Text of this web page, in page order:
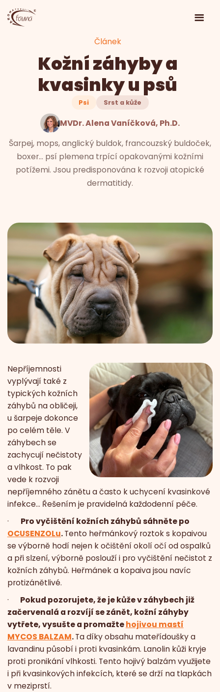
Článek
Kožní záhyby a
kvasinky u psů
Psi Srst a kůže
MVDr. Alena Vaníčková, Ph.D.
Šarpej, mops, anglický buldok, francouzský buldoček,
boxer… psí plemena trpící opakovanými kožními
potížemi. Jsou predisponována k rozvoji atopické
dermatitidy.
Nepříjemnosti
vyplývají také z
typických kožních
záhybů na obličeji,
u šarpeje dokonce
po celém těle. V
záhybech se
zachycují nečistoty
a vlhkost. To pak
vede k rozvoji
nepříjemného zánětu a často k uchycení kvasinkové
infekce… Řešením je pravidelná každodenní péče.
· Pro vyčištění kožních záhybů sáhněte po
OCUSENZOLu.Tento heřmánkový roztok s kopaivou
se výborně hodí nejen k očištění okolí očí od ospalků
a při slzení, výborně poslouží i pro vyčištění nečistot z
kožních záhybů. Heřmánek a kopaiva jsou navíc
protizánětlivé.
·
Pokud pozorujete, že je kůže v záhybech již
začervenalá a rozvíjí se zánět, kožní záhyby
vytřete, vysušte a promažtehojivou mastí
MYCOS BALZAM.Ta díky obsahu mateřídoušky a
lavandinu působí i proti kvasinkám. Lanolin kůži kryje
proti pronikání vlhkosti. Tento hojivý balzám využijete
i při kvasinkových infekcích, které se drží na tlapkách
v meziprstí.